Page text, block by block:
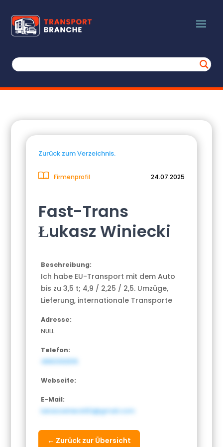
Zurück zum Verzeichnis.
Firmenprofil 24.07.2025
Fast-Trans
Łukasz Winiecki
Beschreibung:
Ich habe EU-Transport mit dem Auto
bis zu 3,5 t; 4,9 / 2,25 / 2,5. Umzüge,
Lieferung, internationale Transporte
Adresse:
NULL
Telefon:
4860392515
Webseite:
E-Mail:
lukaszwiniecki52@gmail.com
← Zurück zur Übersicht